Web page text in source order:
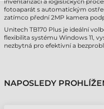
fotoaparát s automatickým
zatímco přední 2MP kamera
Unitech TB170 Plus je ideální
flexibilita systému Windows 11,
nezbytná pro efektivní a
NAPOSLEDY